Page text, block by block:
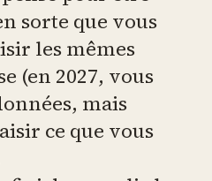
sorte que vous
les mêmes
(en 2027, vous
mais
ce que vous